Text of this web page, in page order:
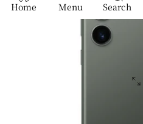
Home Menu Search